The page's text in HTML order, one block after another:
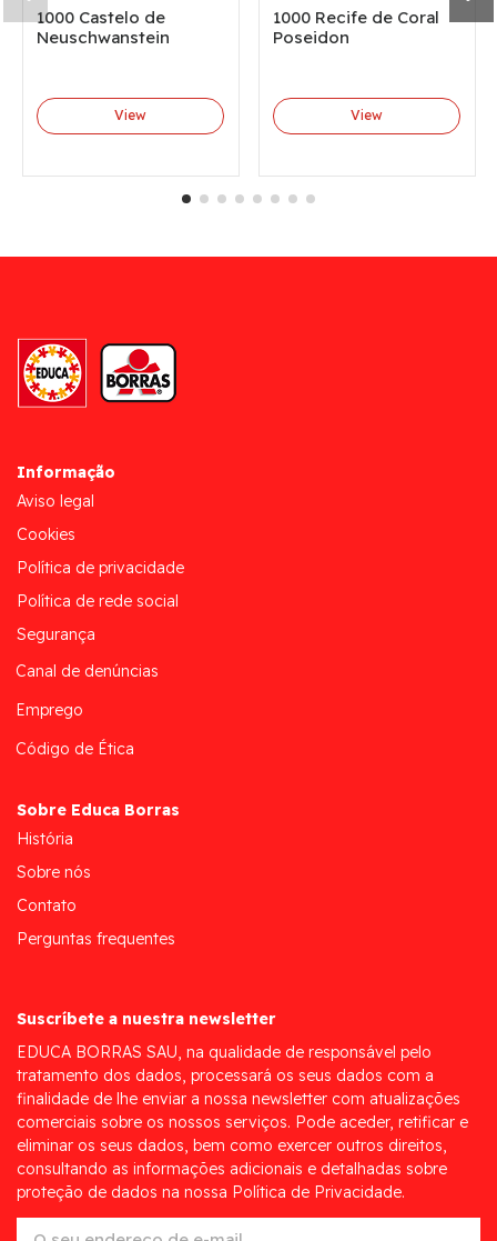
1000 Castelo de
Neuschwanstein
View
1000 Recife de Coral
Poseidon
View
Informação
Aviso legal
Cookies
Política de privacidade
Política de rede social
Segurança
Canal de denúncias
Emprego
Código de Ética
Sobre Educa Borras
História
Sobre nós
Contato
Perguntas frequentes
Suscríbete a nuestra newsletter
EDUCA BORRAS SAU, na qualidade de responsável pelo
tratamento dos dados, processará os seus dados com a
finalidade de lhe enviar a nossa newsletter com atualizações
comerciais sobre os nossos serviços. Pode aceder, retificar e
eliminar os seus dados, bem como exercer outros direitos,
consultando as informações adicionais e detalhadas sobre
proteção de dados na nossa Política de Privacidade.